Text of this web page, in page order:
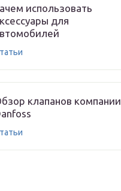
использовать
для
клапанов компании